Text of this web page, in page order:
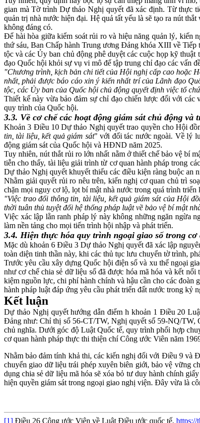
gian mà Tờ trình Dự thảo Nghị quyết đã xác định. Từ thực
quản trị nhà nước hiện đại. Hệ quả tất yếu là sẽ tạo ra nút
không đáng có.
Để hài hòa giữa kiểm soát rủi ro và hiệu năng quản lý, kiến
thứ sáu, Ban Chấp hành Trung ương Đảng khóa XIII về
tộc và các Ủy ban chủ động phê duyệt các cuộc họp kỹ
đạo Quốc hội khỏi sự vụ vi mô để tập trung chỉ đạo các vấn
"Chương trình, kịch bản chi tiết của Hội nghị cấp cao hoặc
nhất, phải được báo cáo xin ý kiến nhất trí của Lãnh đạo
tộc, các Ủy ban của Quốc hội chủ động quyết định việc tổ
Thiết kế này vừa bảo đảm sự chỉ đạo chiến lược đối với các
quy trình của Quốc hội.
3.3. Về cơ chế các hoạt động giám sát chủ động
Khoản 3 Điều 10 Dự thảo Nghị quyết trao quyền cho Hội
tin, tài liệu, kết quả giám sát" với đối tác nước ngoài. Về lý
động giám sát của Quốc hội và HĐND năm 2025.
Tuy nhiên, nút thắt rủi ro lớn nhất nằm ở thiết chế bảo vệ bí
tiễn cho thấy, tài liệu giải trình từ cơ quan hành pháp trong
Dự thảo Nghị quyết khuyết thiếu các điều kiện ràng buộc an
Nhằm giải quyết rủi ro nêu trên, kiến nghị cơ quan chủ trì
chặn mọi nguy cơ lộ, lọt bí mật nhà nước trong quá trình
"Việc trao đổi thông tin, tài liệu, kết quả giám sát của Hội
thời tuân thủ tuyệt đối hệ thống pháp luật về bảo vệ bí mật
Việc xác lập lằn ranh pháp lý này không những ngăn ngừa
làm nền tảng cho mọi tiến trình hội nhập và phát triển.
3.4. Hiện thực hóa quy trình ngoại giao số trong
Mặc dù khoản 6 Điều 3 Dự thảo Nghị quyết đã xác lập
toàn diện tinh thần này, khi các thủ tục lưu chuyển tờ trình,
Trước yêu cầu xây dựng Quốc hội điện số và xu thế ngoại
như cơ chế chia sẻ dữ liệu số đã được hóa mã hóa và kết
kiệm nguồn lực, chi phí hành chính và hậu cần cho các
hành pháp luật đáp ứng yêu cầu phát triển đất nước trong kỷ
Kết luận
Dự thảo Nghị quyết hướng dẫn điểm h khoản 1 Điều 20
Đảng như: Chỉ thị số 56-CT/TW, Nghị quyết số 59-NQ/TW,
chủ nghĩa. Dưới góc độ Luật Quốc tế, quy trình phối hợp
cơ quan hành pháp thực thi thiện chí Công ước Viên năm
Nhằm bảo đảm tính khả thi, các kiến nghị đối với Điều 9 và
chuyển giao dữ liệu trái phép xuyên biên giới, bảo vệ vững
dụng chia sẻ dữ liệu mã hóa sẽ xóa bỏ tư duy hành chính
hiện quyền giám sát trong ngoại giao nghị viện. Đây vừa là
[1] Điều 26 Công ước Viên về Luật Điều ước quốc tế, https://